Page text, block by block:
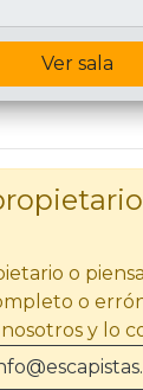
Ver sala
o
o
y lo